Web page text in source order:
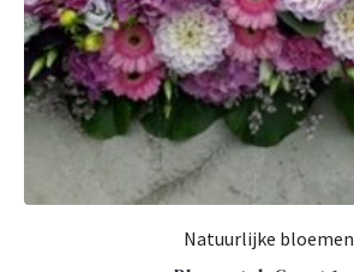
Natuurlijke bloemen